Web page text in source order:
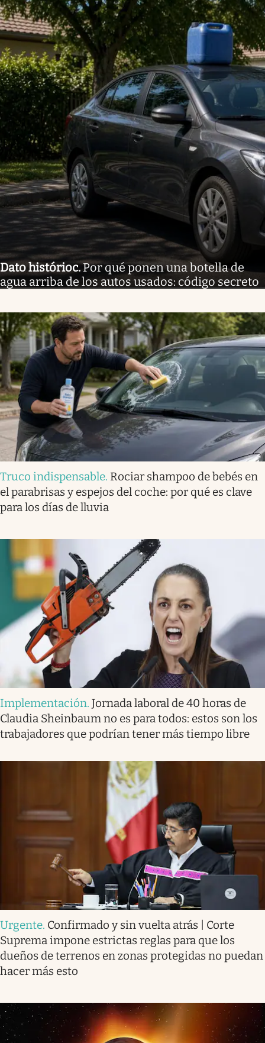
Dato histórioc.Por qué ponen una botella de
agua arriba de los autos usados: código secreto
Truco indispensable. Rociar shampoo de bebés en
el parabrisas y espejos del coche: por qué es clave
para los días de lluvia
Implementación. Jornada laboral de 40 horas de
Claudia Sheinbaum no es para todos: estos son los
trabajadores que podrían tener más tiempo libre
Urgente. Confirmado y sin vuelta atrás | Corte
Suprema impone estrictas reglas para que los
dueños de terrenos en zonas protegidas no puedan
hacer más esto